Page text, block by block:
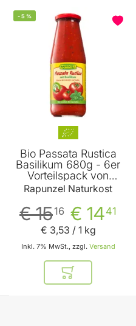
-5 %
Bio Passata Rustica
Basilikum 680g - 6er
Vorteilspack von
Rapunzel
Rapunzel Naturkost
€ 1441
€ 1516
Inkl. 7% MwSt., zzgl. Versand
€ 3,53 / 1 kg
In den Warenkorb